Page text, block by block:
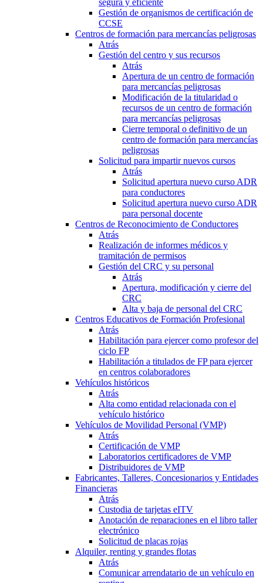
segura y eficiente
Gestión de organismos de certificación de
CCSE
Centros de formación para mercancías peligrosas
Atrás
Gestión del centro y sus recursos
Atrás
Apertura de un centro de formación
para mercancías peligrosas
Modificación de la titularidad o
recursos de un centro de formación
para mercancías peligrosas
Cierre temporal o definitivo de un
centro de formación para mercancías
peligrosas
Solicitud para impartir nuevos cursos
Atrás
Solicitud apertura nuevo curso ADR
para conductores
Solicitud apertura nuevo curso ADR
para personal docente
Centros de Reconocimiento de Conductores
Atrás
Realización de informes médicos y
tramitación de permisos
Gestión del CRC y su personal
Atrás
Apertura, modificación y cierre del
CRC
Alta y baja de personal del CRC
Centros Educativos de Formación Profesional
Atrás
Habilitación para ejercer como profesor del
ciclo FP
Habilitación a titulados de FP para ejercer
en centros colaboradores
Vehículos históricos
Atrás
Alta como entidad relacionada con el
vehículo histórico
Vehículos de Movilidad Personal (VMP)
Atrás
Certificación de VMP
Laboratorios certificadores de VMP
Distribuidores de VMP
Fabricantes, Talleres, Concesionarios y Entidades
Financieras
Atrás
Custodia de tarjetas eITV
Anotación de reparaciones en el libro taller
electrónico
Solicitud de placas rojas
Alquiler, renting y grandes flotas
Atrás
Comunicar arrendatario de un vehículo en